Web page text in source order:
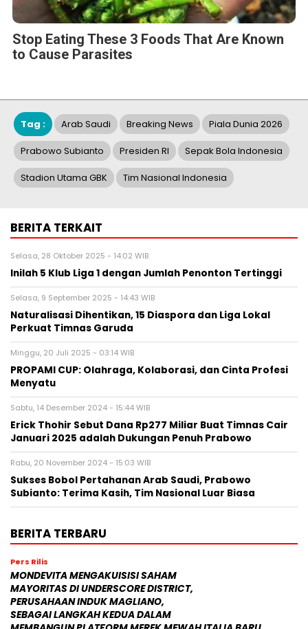
Stop Eating These 3 Foods That Are Known
to Cause Parasites
Tag : Arab Saudi Breaking News Piala Dunia 2026
Prabowo Subianto Presiden RI Sepak Bola Indonesia
Stadion Utama GBK Tim Nasional Indonesia
BERITA TERKAIT
Selasa, 28 Oktober 2025 - 14:02 WIB
Inilah 5 Klub Liga 1 dengan Jumlah Penonton Tertinggi
Selasa, 9 September 2025 - 14:43 WIB
Naturalisasi Dihentikan, 15 Diaspora dan Liga Lokal
Perkuat Timnas Garuda
Minggu, 20 Juli 2025 - 03:14 WIB
PROPAMI CUP: Olahraga, Kolaborasi, dan Cinta Profesi
Menyatu
Sabtu, 14 Desember 2024 - 15:44 WIB
Erick Thohir Sebut Dana Rp277 Miliar Buat Timnas Cair
Januari 2025 adalah Dukungan Penuh Prabowo
Rabu, 20 November 2024 - 15:03 WIB
Sukses Bobol Pertahanan Arab Saudi, Prabowo
Subianto: Terima Kasih, Tim Nasional Luar Biasa
BERITA TERBARU
Pers Rilis
MONDEVITA MENGAKUISISI SAHAM
MAYORITAS DI UNDERSCORE DISTRICT,
PERUSAHAAN INDUK MAGLIANO,
SEBAGAI LANGKAH KEDUA DALAM